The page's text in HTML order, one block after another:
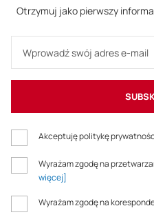
Otrzymuj jako pierwszy
Akceptuję politykę
Wyrażam zgodę na
więcej]
Wyrażam zgodę na